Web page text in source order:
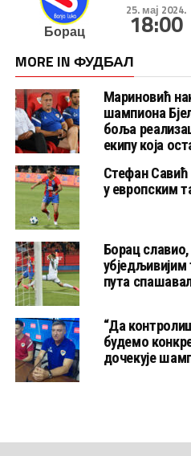
Борац
25. мај 2024.
18:00
MORE IN ФУДБАЛ
Мариновић
шампиона
боља
екипу која
Стефан Савић
у европским
Борац
пута
“Да
будемо
дочекује